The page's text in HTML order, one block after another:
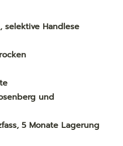
selektive Handlese
und
5 Monate Lagerung